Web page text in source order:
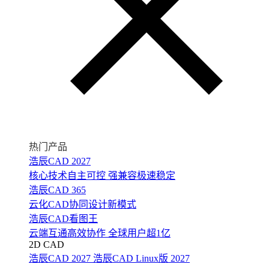
热门产品
浩辰CAD 2027
核心技术自主可控 强兼容极速稳定
浩辰CAD 365
云化CAD协同设计新模式
浩辰CAD看图王
云端互通高效协作 全球用户超1亿
2D CAD
浩辰CAD 2027 浩辰CAD Linux版 2027